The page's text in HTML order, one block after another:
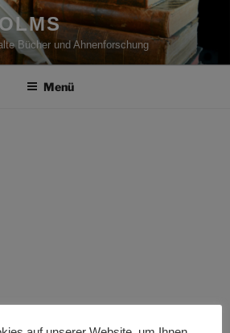
Bücher und Ahnenforschung
Menü